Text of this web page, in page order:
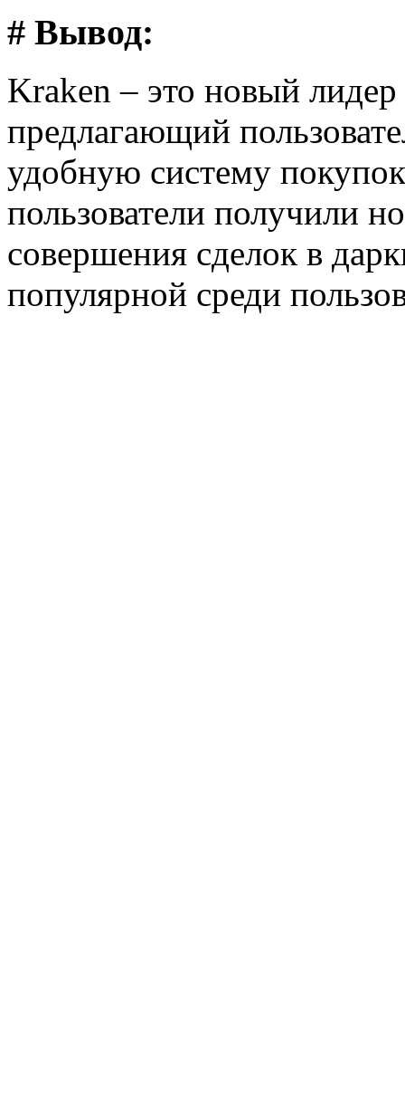
# Вывод:
Kraken – это новый
предлагающий
удобную систему
пользователи получили
совершения сделок в
популярной среди